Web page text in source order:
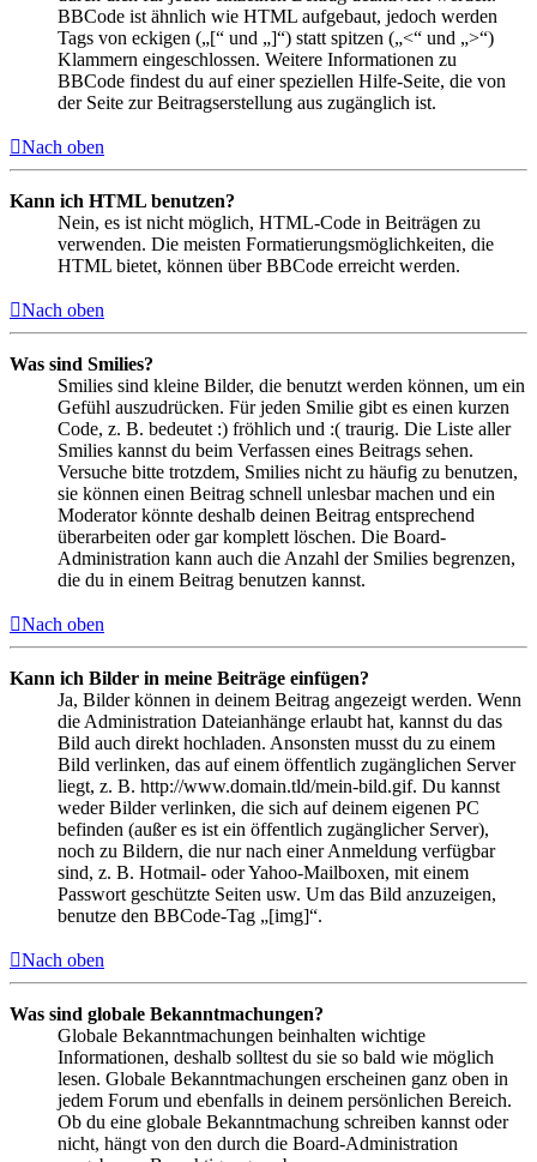
BBCode ist ähnlich wie HTML aufgebaut, jedoch werden
Tags von eckigen („[“ und „]“) statt spitzen („<“ und „>“)
Klammern eingeschlossen. Weitere Informationen zu
BBCode findest du auf einer speziellen Hilfe-Seite, die von
der Seite zur Beitragserstellung aus zugänglich ist.
Nach oben
Kann ich HTML benutzen?
Nein, es ist nicht möglich, HTML-Code in Beiträgen zu
verwenden. Die meisten Formatierungsmöglichkeiten, die
HTML bietet, können über BBCode erreicht werden.
Nach oben
Was sind Smilies?
Smilies sind kleine Bilder, die benutzt werden können, um ein
Gefühl auszudrücken. Für jeden Smilie gibt es einen kurzen
Code, z. B. bedeutet :) fröhlich und :( traurig. Die Liste aller
Smilies kannst du beim Verfassen eines Beitrags sehen.
Versuche bitte trotzdem, Smilies nicht zu häufig zu benutzen,
sie können einen Beitrag schnell unlesbar machen und ein
Moderator könnte deshalb deinen Beitrag entsprechend
überarbeiten oder gar komplett löschen. Die Board-
Administration kann auch die Anzahl der Smilies begrenzen,
die du in einem Beitrag benutzen kannst.
Nach oben
Kann ich Bilder in meine Beiträge einfügen?
Ja, Bilder können in deinem Beitrag angezeigt werden. Wenn
die Administration Dateianhänge erlaubt hat, kannst du das
Bild auch direkt hochladen. Ansonsten musst du zu einem
Bild verlinken, das auf einem öffentlich zugänglichen Server
liegt, z. B. http://www.domain.tld/mein-bild.gif. Du kannst
weder Bilder verlinken, die sich auf deinem eigenen PC
befinden (außer es ist ein öffentlich zugänglicher Server),
noch zu Bildern, die nur nach einer Anmeldung verfügbar
sind, z. B. Hotmail- oder Yahoo-Mailboxen, mit einem
Passwort geschützte Seiten usw. Um das Bild anzuzeigen,
benutze den BBCode-Tag „[img]“.
Nach oben
Was sind globale Bekanntmachungen?
Globale Bekanntmachungen beinhalten wichtige
Informationen, deshalb solltest du sie so bald wie möglich
lesen. Globale Bekanntmachungen erscheinen ganz oben in
jedem Forum und ebenfalls in deinem persönlichen Bereich.
Ob du eine globale Bekanntmachung schreiben kannst oder
nicht, hängt von den durch die Board-Administration